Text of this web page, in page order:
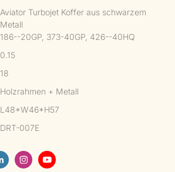
Aviator Turbojet Koffer aus schwarzem
Metall
186--20GP, 373-40GP, 426--40HQ
0.15
18
Holzrahmen + Metall
L48*W46*H57
DRT-007E